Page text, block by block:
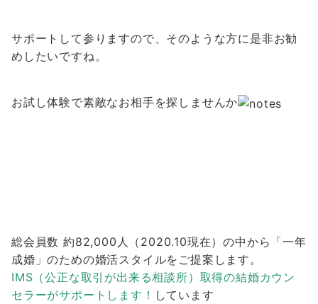
サポートして参りますので、そのような方に是非お勧
めしたいですね。
お試し体験で素敵なお相手を探しませんか
総会員数 約82,000人（2020.10現在）の中から「一年
成婚」のための婚活スタイルをご提案します。
IMS（公正な取引が出来る相談所）取得の結婚カウン
セラーがサポートします！ しています